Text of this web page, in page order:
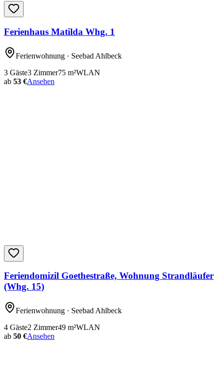
Ferienhaus Matilda Whg. 1
Ferienwohnung · Seebad Ahlbeck
3 Gäste3 Zimmer75 m²WLAN
ab 53 €Ansehen
Feriendomizil Goethestraße, Wohnung Strandläufer
(Whg. 15)
Ferienwohnung · Seebad Ahlbeck
4 Gäste2 Zimmer49 m²WLAN
ab 50 €Ansehen